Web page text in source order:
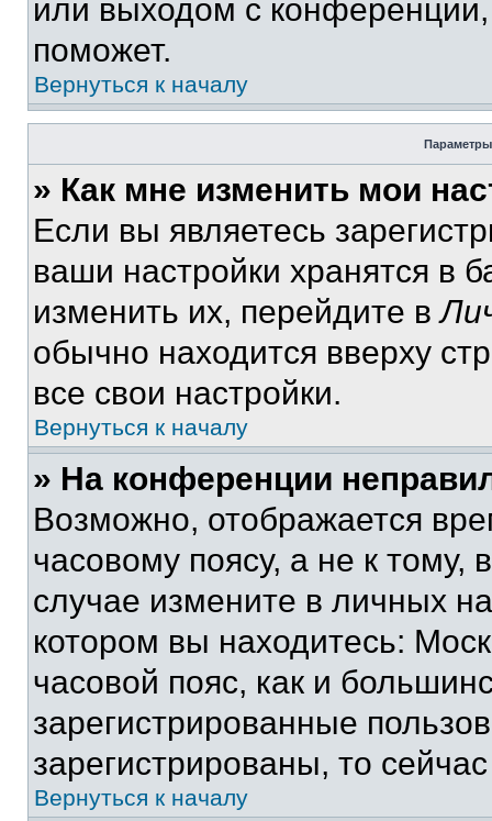
или выходом с
поможет.
Вернуться к началу
Параметры
» Как мне изменить мои
Если вы являетесь
ваши настройки хранятся в
изменить их, перейдите в
обычно находится вверху
все свои настройки.
Вернуться к началу
» На конференции
Возможно, отображается
часовому поясу, а не к тому,
случае измените в личных
котором вы находитесь:
часовой пояс, как и
зарегистрированные
зарегистрированы, то
Вернуться к началу